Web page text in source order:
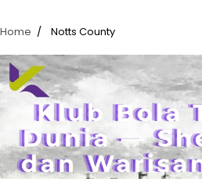
Home Notts County